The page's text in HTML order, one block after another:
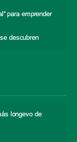
para emprender
descubren
longevo de